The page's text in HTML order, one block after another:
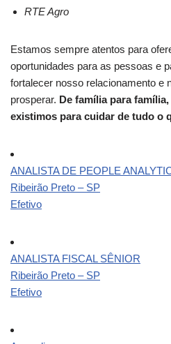
RTE Agro
Estamos sempre atentos para
oportunidades para as pessoas e
fortalecer nosso relacionamento e
prosperar. De família para
existimos para cuidar de tudo o
ANALISTA DE PEOPLE
Ribeirão Preto – SP
Efetivo
ANALISTA FISCAL SÊNIOR
Ribeirão Preto – SP
Efetivo